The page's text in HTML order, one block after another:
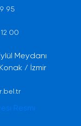
95
00
Meydanı
/ İzmir